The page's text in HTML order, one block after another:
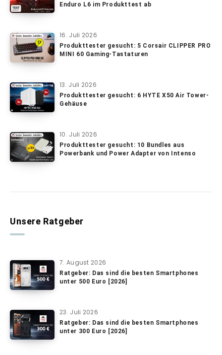
Enduro L6 im Produkttest ab
16. Juli 2026
Produkttester gesucht: 5 Corsair CLIPPER PRO
MINI 60 Gaming-Tastaturen
13. Juli 2026
Produkttester gesucht: 6 HYTE X50 Air Tower-
Gehäuse
10. Juli 2026
Produkttester gesucht: 10 Bundles aus
Powerbank und Power Adapter von Intenso
Unsere Ratgeber
7. August 2026
Ratgeber: Das sind die besten Smartphones
unter 500 Euro [2026]
23. Juli 2026
Ratgeber: Das sind die besten Smartphones
unter 300 Euro [2026]